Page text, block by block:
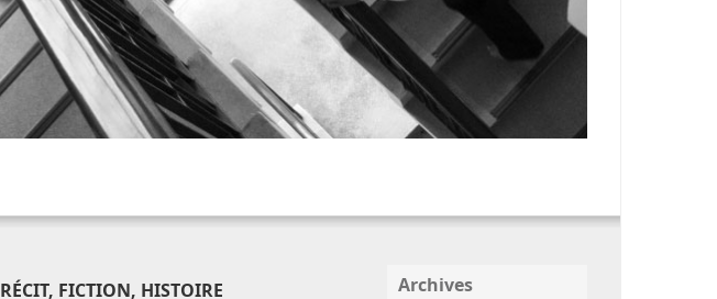
RÉCIT, FICTION, HISTOIRE Archives